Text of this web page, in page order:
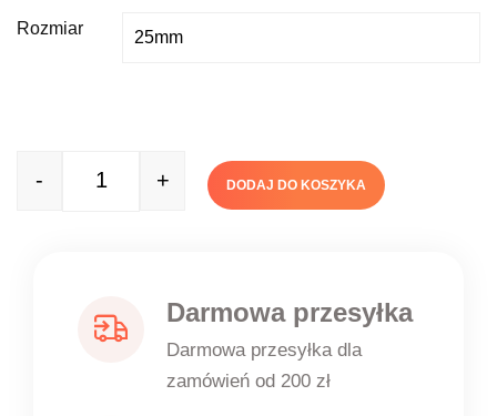
Rozmiar
Quantity
- + DODAJ DO KOSZYKA
Darmowa przesyłka
Darmowa przesyłka dla
zamówień od 200 zł